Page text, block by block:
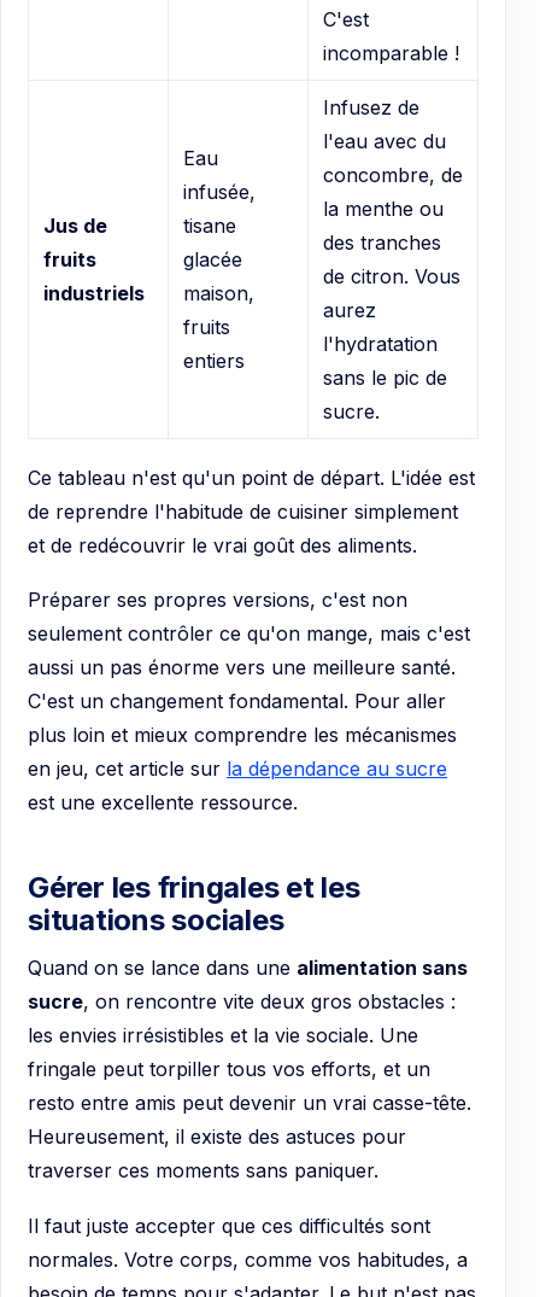
C'est
incomparable !
Jus de
fruits
industriels
Eau
infusée,
tisane
glacée
maison,
fruits
entiers
Infusez de
l'eau avec du
concombre, de
la menthe ou
des tranches
de citron. Vous
aurez
l'hydratation
sans le pic de
sucre.
Ce tableau n'est qu'un point de départ. L'idée est
de reprendre l'habitude de cuisiner simplement
et de redécouvrir le vrai goût des aliments.
Préparer ses propres versions, c'est non
seulement contrôler ce qu'on mange, mais c'est
aussi un pas énorme vers une meilleure santé.
C'est un changement fondamental. Pour aller
plus loin et mieux comprendre les mécanismes
en jeu, cet article sur la dépendance au sucre
est une excellente ressource.
Gérer les fringales et les
situations sociales
Quand on se lance dans une alimentation sans
sucre, on rencontre vite deux gros obstacles :
les envies irrésistibles et la vie sociale. Une
fringale peut torpiller tous vos efforts, et un
resto entre amis peut devenir un vrai casse-tête.
Heureusement, il existe des astuces pour
traverser ces moments sans paniquer.
Il faut juste accepter que ces difficultés sont
normales. Votre corps, comme vos habitudes, a